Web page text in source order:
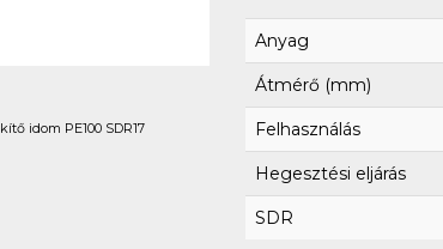
idom PE100 SDR17
Anyag
Átmérő (mm)
Felhasználás
Hegesztési eljárás
SDR